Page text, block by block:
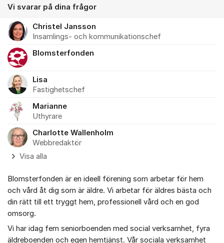
Vi svarar på dina frågor
Christel Jansson
Insamlings- och kommunikationschef
Blomsterfonden
Lisa
Fastighetschef
Marianne
Uthyrare
Charlotte Wallenholm
Webbredaktör
Visa alla
Blomsterfonden är en ideell förening som arbetar för hem
och vård åt dig som är äldre. Vi arbetar för äldres bästa och
din rätt till ett tryggt hem, professionell vård och en god
omsorg.
Vi har idag fem seniorboenden med social verksamhet, fyra
äldreboenden och egen hemtjänst. Vår sociala verksamhet